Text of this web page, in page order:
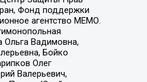
Фонд поддержки
агентство МЕМО.
Ольга Вадимовна,
Бойко
Олег
Валерьевич,